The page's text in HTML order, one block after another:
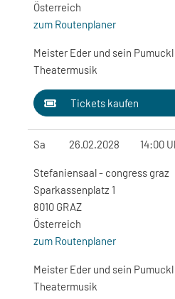
Österreich
zum Routenplaner
Meister Eder und sein
Theatermusik
Tickets kaufen
Sa 26.02.2028 14:00
Stefaniensaal - congress graz
Sparkassenplatz 1
8010 GRAZ
Österreich
zum Routenplaner
Meister Eder und sein
Theatermusik